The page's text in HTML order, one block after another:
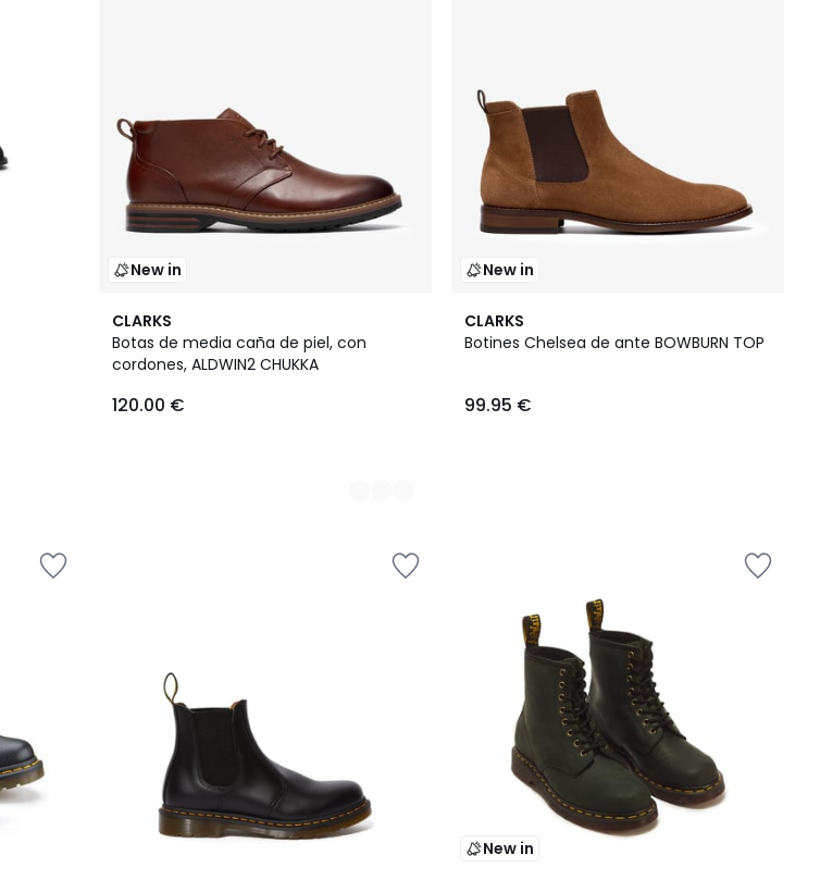
New in
CLARKS
Botas de media caña de piel, con
cordones, ALDWIN2 CHUKKA
120.00 €
2
Colores
New in
CLARKS
Botines Chelsea de ante BOWBURN TOP
99.95 €
New in